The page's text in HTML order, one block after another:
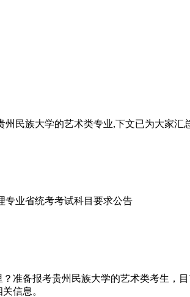
民族大学的艺术类专业,下文已为大家汇
专业省统考考试科目要求公告
准备报考贵州民族大学的艺术类考生，
信息。